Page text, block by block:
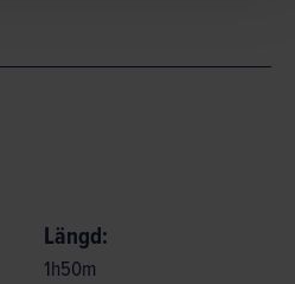
Längd:
1h50m